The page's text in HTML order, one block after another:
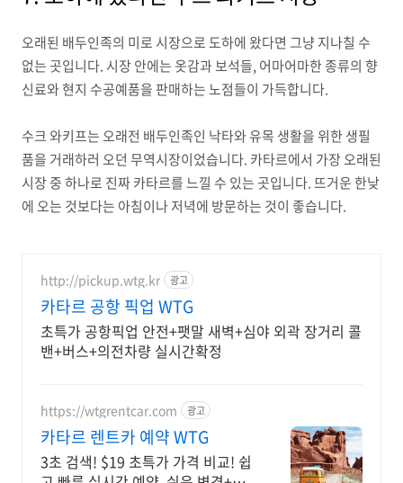
오래된 배두인족의 미로 시장으로 도하에 왔다면 그냥 지나칠 수
없는 곳입니다. 시장 안에는 옷감과 보석들, 어마어마한 종류의 향
신료와 현지 수공예품을 판매하는 노점들이 가득합니다.
수크 와키프는 오래전 배두인족인 낙타와 유목 생활을 위한 생필
품을 거래하러 오던 무역시장이었습니다. 카타르에서 가장 오래된
시장 중 하나로 진짜 카타르를 느낄 수 있는 곳입니다. 뜨거운 한낮
에 오는 것보다는 아침이나 저녁에 방문하는 것이 좋습니다.
http://pickup.wtg.kr 광고
카타르 공항 픽업 WTG
초특가 공항픽업 안전+팻말 새벽+심야 외곽 장거리 콜
밴+버스+의전차량 실시간확정
https://wtgrentcar.com 광고
카타르 렌트카 예약 WTG
3초 검색! $19 초특가 가격 비교! 쉽